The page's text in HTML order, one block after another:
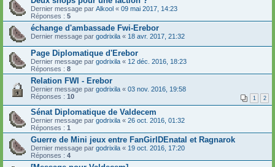
Dernier message par Alkool « 09 mai 2017, 14:23
Réponses : 5
échange d'ambassade Fwi-Erebor
Dernier message par godrixila « 18 avr. 2017, 21:32
Page Diplomatique d'Erebor
Dernier message par godrixila « 12 déc. 2016, 18:23
Réponses : 8
Relation FWI - Erebor
Dernier message par godrixila « 03 nov. 2016, 19:58
Réponses : 10 1 2
Sénat Diplomatique de Valdecem
Dernier message par godrixila « 26 oct. 2016, 01:32
Réponses : 1
Guerre de Mini jeux entre FanGirlDEnatal et Ragnarok
Dernier message par godrixila « 19 oct. 2016, 17:20
Réponses : 4